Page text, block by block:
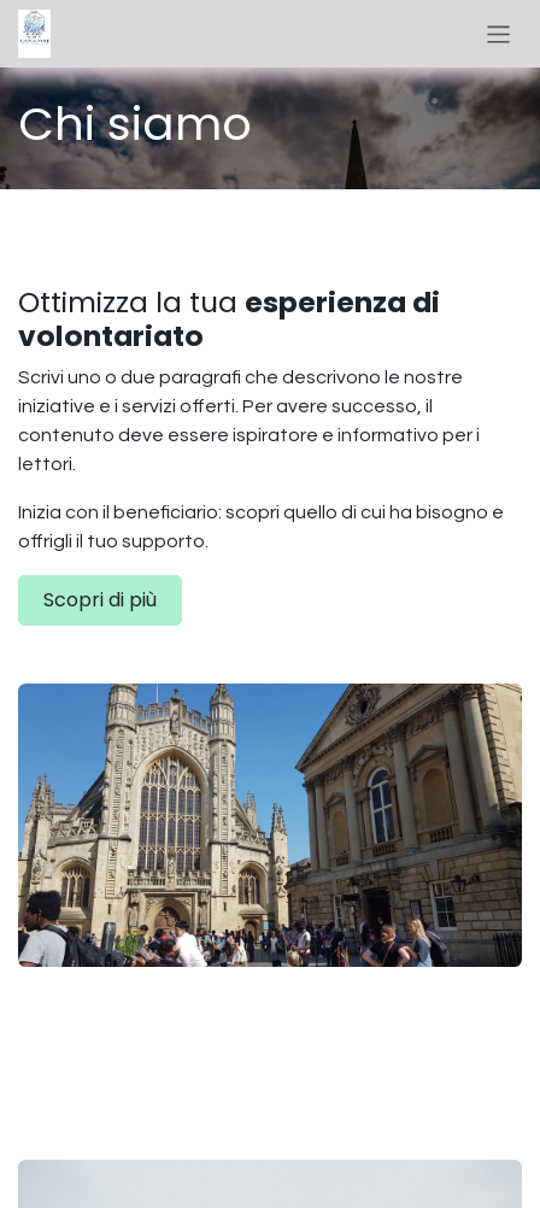
Passa al contenuto
Chi siamo
Ottimizza la tua esperienza di
volontariato
Scrivi uno o due paragrafi che descrivono le nostre
iniziative e i servizi offerti. Per avere successo, il
contenuto deve essere ispiratore e informativo per i
lettori.
Inizia con il beneficiario: scopri quello di cui ha bisogno e
offrigli il tuo supporto.
Scopri di più